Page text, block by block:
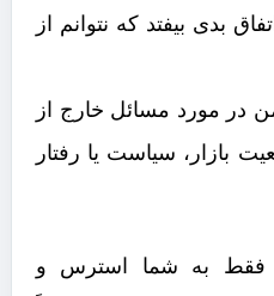
بدی بیفتد که نتوانم از
در مورد مسائل خارج از
بازار، سیاست یا رفتار
فقط به شما استرس و